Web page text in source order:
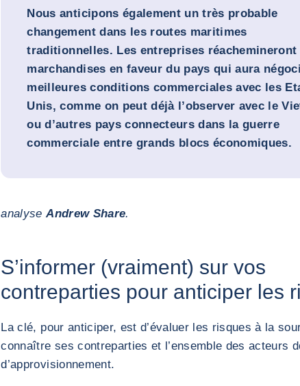
Nous anticipons également un très probable
changement dans les routes maritimes
traditionnelles. Les entreprises réachemineront
marchandises en faveur du pays qui aura
meilleures conditions commerciales avec les
Unis, comme on peut déjà l’observer avec le
ou d’autres pays connecteurs dans la guerre
commerciale entre grands blocs économiques.
analyseAndrew Share.
S’informer (vraiment) sur vos
contreparties pour anticiper les
La clé, pour anticiper, est d’évaluer les risques à la
connaître ses contreparties et l’ensemble des acteurs
d’approvisionnement.